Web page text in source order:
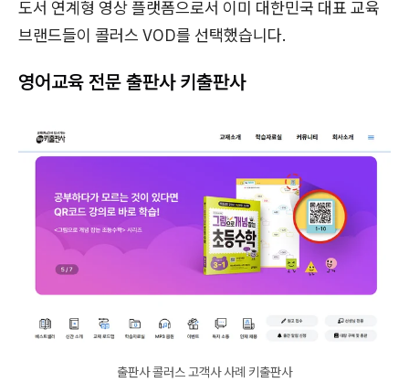
도서 연계형 영상 플랫폼으로서 이미 대한민국 대표 교육
브랜드들이 콜러스 VOD를 선택했습니다.
영어교육 전문 출판사 키출판사
출판사 콜러스 고객사 사례 키출판사